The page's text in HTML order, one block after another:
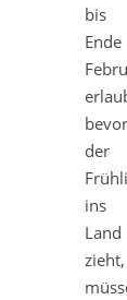
bis
Ende
bevor
der
ins
Land
zieht,